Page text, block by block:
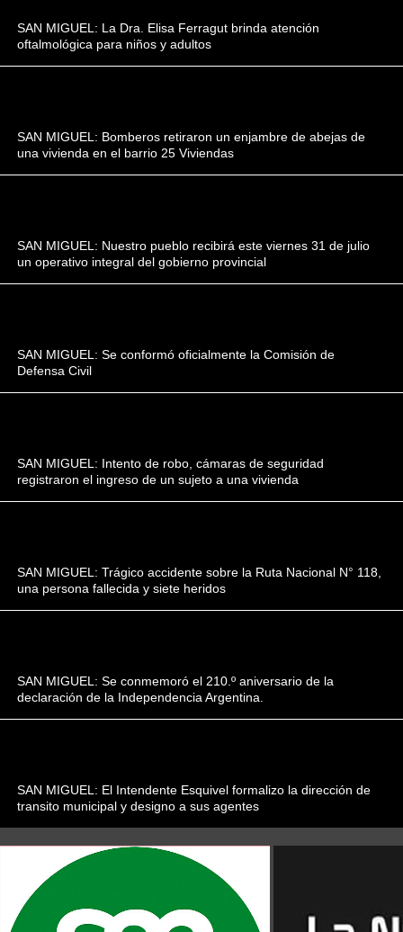
SAN MIGUEL: La Dra. Elisa Ferragut brinda atención
oftalmológica para niños y adultos
SAN MIGUEL: Bomberos retiraron un enjambre de abejas de
una vivienda en el barrio 25 Viviendas
SAN MIGUEL: Nuestro pueblo recibirá este viernes 31 de julio
un operativo integral del gobierno provincial
SAN MIGUEL: Se conformó oficialmente la Comisión de
Defensa Civil
SAN MIGUEL: Intento de robo, cámaras de seguridad
registraron el ingreso de un sujeto a una vivienda
SAN MIGUEL: Trágico accidente sobre la Ruta Nacional N° 118,
una persona fallecida y siete heridos
SAN MIGUEL: Se conmemoró el 210.º aniversario de la
declaración de la Independencia Argentina.
SAN MIGUEL: El Intendente Esquivel formalizo la dirección de
transito municipal y designo a sus agentes